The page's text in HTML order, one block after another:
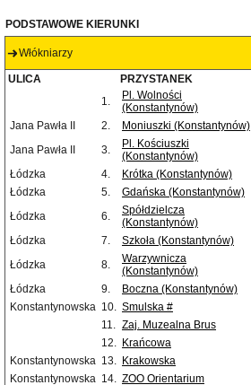
PODSTAWOWE KIERUNKI
Włókniarzy
ULICA PRZYSTANEK
1.
Pl. Wolności
(Konstantynów)
Jana Pawła II 2. Moniuszki (Konstantynów)
Jana Pawła II
3.
Pl. Kościuszki
(Konstantynów)
Łódzka 4. Krótka (Konstantynów)
Łódzka
5. Gdańska (Konstantynów)
Łódzka
6.
Spółdzielcza
(Konstantynów)
Łódzka 7.
Szkoła (Konstantynów)
Łódzka
8.
Warzywnicza
(Konstantynów)
Łódzka 9. Boczna (Konstantynów)
Konstantynowska 10. Smulska #
11. Zaj. Muzealna Brus
12. Krańcowa
Konstantynowska 13. Krakowska
Konstantynowska 14. ZOO Orientarium